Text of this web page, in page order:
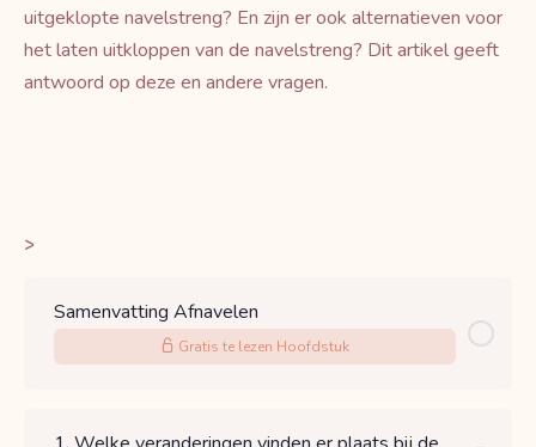
uitgeklopte navelstreng? En zijn er ook alternatieven voor
het laten uitkloppen van de navelstreng? Dit artikel geeft
antwoord op deze en andere vragen.
>
Samenvatting Afnavelen
Gratis te lezen Hoofdstuk